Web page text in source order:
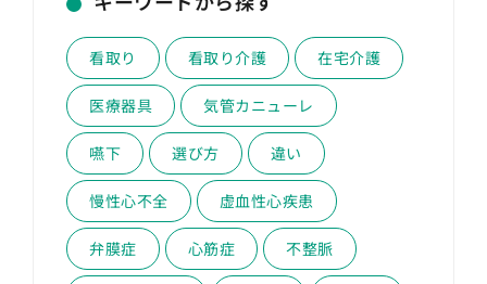
看取り 看取り介護 在宅介護
医療器具 気管カニューレ
嚥下 選び方 違い
慢性心不全 虚血性心疾患
弁膜症 心筋症 不整脈